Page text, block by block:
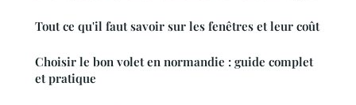
Tout ce qu'il faut savoir sur les fenêtres et leur coût
Choisir le bon volet en normandie : guide complet
et pratique